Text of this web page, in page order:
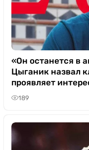
«Он останется в
Цыганик назвал
проявляет
189